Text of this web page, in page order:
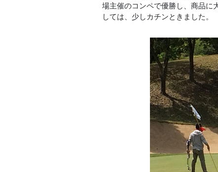
場主催のコンペで優勝し、商品に
しては、少しカチンときました。